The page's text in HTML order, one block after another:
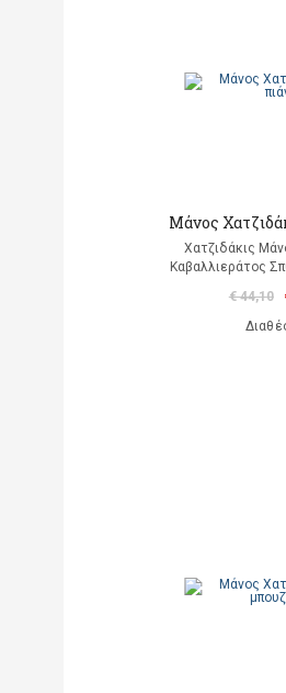
Μάνος
Χατζιδάκις
Καβαλλιεράτος
€ 44,10